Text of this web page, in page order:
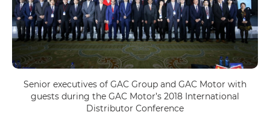
Senior executives of GAC Group and GAC Motor with
guests during the GAC Motor’s 2018 International
Distributor Conference